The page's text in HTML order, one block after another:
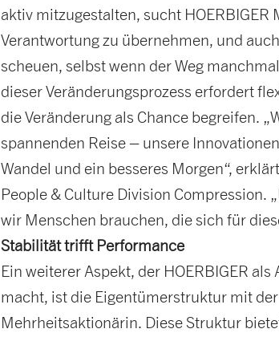
aktiv mitzugestalten, sucht
Verantwortung zu übernehmen, und
scheuen, selbst wenn der Weg
dieser Veränderungsprozess erfordert
die Veränderung als Chance begreifen.
spannenden Reise – unsere
Wandel und ein besseres Morgen“,
People & Culture Division Compression.
wir Menschen brauchen, die sich für
Stabilität trifft Performance
Ein weiterer Aspekt, der HOERBIGER
macht, ist die Eigentümerstruktur mit der
Mehrheitsaktionärin. Diese Struktur